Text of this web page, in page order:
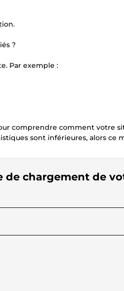
?
Par exemple :
comprendre comment votre
sont inférieures, alors ce
de chargement de